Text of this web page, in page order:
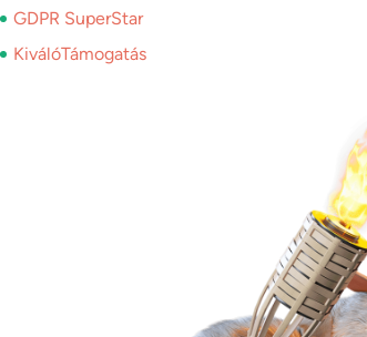
GDPR SuperStar
KiválóTámogatás